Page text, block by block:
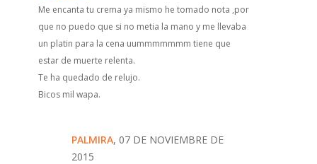
Me encanta tu crema ya mismo he tomado nota ,por
que no puedo que si no metia la mano y me llevaba
un platin para la cena uummmmmmm tiene que
estar de muerte relenta.
Te ha quedado de relujo.
Bicos mil wapa.
PALMIRA, 07 DE NOVIEMBRE DE
2015